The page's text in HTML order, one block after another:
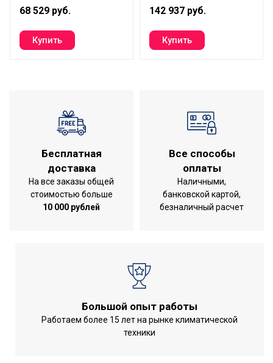
68 529 руб. 142 937 руб.
Бесплатная
доставка
На все заказы общей
стоимостью больше
10 000 рублей
Все способы
оплаты
Наличными,
банковской картой,
безналичный расчет
Большой опыт работы
Работаем более 15 лет на рынке климатической
техники